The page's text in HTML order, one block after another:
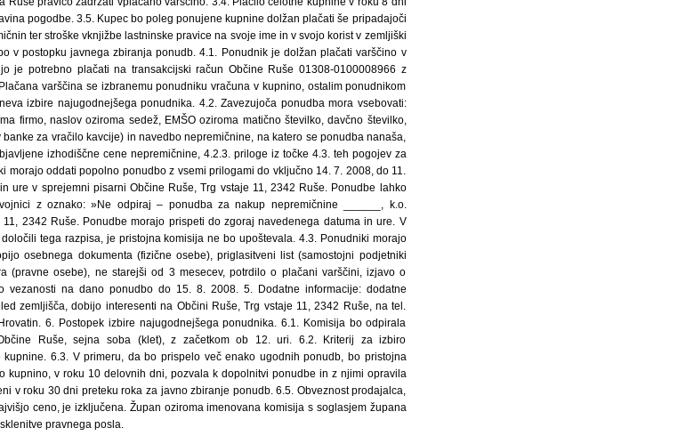
pogodbe. 3.5. Kupec bo poleg ponujene kupnine dolžan plačati še pripadajoči
ter stroške vknjižbe lastninske pravice na svoje ime in v svojo korist v zemljiški
v postopku javnega zbiranja ponudb. 4.1. Ponudnik je dolžan plačati varščino v
je potrebno plačati na transakcijski račun Občine Ruše 01308-0100008966 z
varščina se izbranemu ponudniku vračuna v kupnino, ostalim ponudnikom
izbire najugodnejšega ponudnika. 4.2. Zavezujoča ponudba mora vsebovati:
firmo, naslov oziroma sedež, EMŠO oziroma matično številko, davčno številko,
za vračilo kavcije) in navedbo nepremičnine, na katero se ponudba nanaša,
izhodiščne cene nepremičnine, 4.2.3. priloge iz točke 4.3. teh pogojev za
morajo oddati popolno ponudbo z vsemi prilogami do vključno 14. 7. 2008, do 11.
ure v sprejemni pisarni Občine Ruše, Trg vstaje 11, 2342 Ruše. Ponudbe lahko
z oznako: »Ne odpiraj – ponudba za nakup nepremičnine ______, k.o.
11, 2342 Ruše. Ponudbe morajo prispeti do zgoraj navedenega datuma in ure. V
tega razpisa, je pristojna komisija ne bo upoštevala. 4.3. Ponudniki morajo
osebnega dokumenta (fizične osebe), priglasitveni list (samostojni podjetniki
(pravne osebe), ne starejši od 3 mesecev, potrdilo o plačani varščini, izjavo o
vezanosti na dano ponudbo do 15. 8. 2008. 5. Dodatne informacije: dodatne
zemljišča, dobijo interesenti na Občini Ruše, Trg vstaje 11, 2342 Ruše, na tel.
6. Postopek izbire najugodnejšega ponudnika. 6.1. Komisija bo odpirala
Ruše, sejna soba (klet), z začetkom ob 12. uri. 6.2. Kriterij za izbiro
6.3. V primeru, da bo prispelo več enako ugodnih ponudb, bo pristojna
kupnino, v roku 10 delovnih dni, pozvala k dopolnitvi ponudbe in z njimi opravila
v roku 30 dni preteku roka za javno zbiranje ponudb. 6.5. Obveznost prodajalca,
ceno, je izključena. Župan oziroma imenovana komisija s soglasjem župana
pravnega posla.